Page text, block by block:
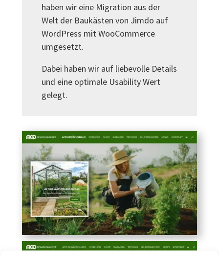
haben wir eine Migration aus der
Welt der Baukästen von Jimdo auf
WordPress mit WooCommerce
umgesetzt.
Dabei haben wir auf liebevolle Details
und eine optimale Usability Wert
gelegt.